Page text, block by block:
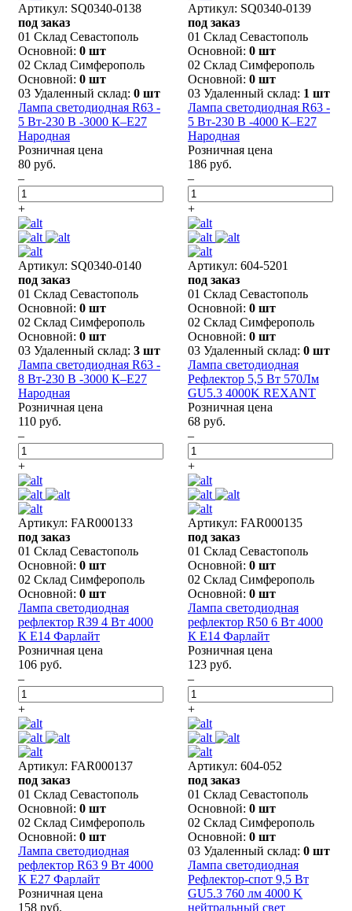
Артикул: SQ0340-0138
под заказ
01 Склад Севастополь
Основной: 0 шт
02 Склад Симферополь
Основной: 0 шт
03 Удаленный склад: 0 шт
Лампа светодиодная R63 -
5 Вт-230 В -3000 К–E27
Народная
Розничная цена
80 руб.
–
+
Артикул: SQ0340-0139
под заказ
01 Склад Севастополь
Основной: 0 шт
02 Склад Симферополь
Основной: 0 шт
03 Удаленный склад: 1 шт
Лампа светодиодная R63 -
5 Вт-230 В -4000 К–E27
Народная
Розничная цена
186 руб.
–
+
Артикул: SQ0340-0140
под заказ
01 Склад Севастополь
Основной: 0 шт
02 Склад Симферополь
Основной: 0 шт
03 Удаленный склад: 3 шт
Лампа светодиодная R63 -
8 Вт-230 В -3000 К–E27
Народная
Розничная цена
110 руб.
–
+
Артикул: 604-5201
под заказ
01 Склад Севастополь
Основной: 0 шт
02 Склад Симферополь
Основной: 0 шт
03 Удаленный склад: 0 шт
Лампа светодиодная
Рефлектор 5,5 Вт 570Лм
GU5.3 4000K REXANT
Розничная цена
68 руб.
–
+
Артикул: FAR000133
под заказ
01 Склад Севастополь
Основной: 0 шт
02 Склад Симферополь
Основной: 0 шт
Лампа светодиодная
рефлектор R39 4 Вт 4000
К Е14 Фарлайт
Розничная цена
106 руб.
–
+
Артикул: FAR000135
под заказ
01 Склад Севастополь
Основной: 0 шт
02 Склад Симферополь
Основной: 0 шт
Лампа светодиодная
рефлектор R50 6 Вт 4000
К Е14 Фарлайт
Розничная цена
123 руб.
–
+
Артикул: FAR000137
под заказ
01 Склад Севастополь
Основной: 0 шт
02 Склад Симферополь
Основной: 0 шт
Лампа светодиодная
рефлектор R63 9 Вт 4000
К Е27 Фарлайт
Розничная цена
158 руб.
Артикул: 604-052
под заказ
01 Склад Севастополь
Основной: 0 шт
02 Склад Симферополь
Основной: 0 шт
03 Удаленный склад: 0 шт
Лампа светодиодная
Рефлектор-cпот 9,5 Вт
GU5.3 760 лм 4000 K
нейтральный свет